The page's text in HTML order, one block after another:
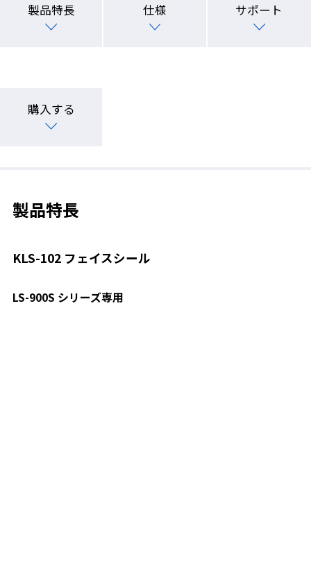
製品特長 仕様 サポート
購入する
製品特長
KLS-102 フェイスシール
LS-900S シリーズ専用